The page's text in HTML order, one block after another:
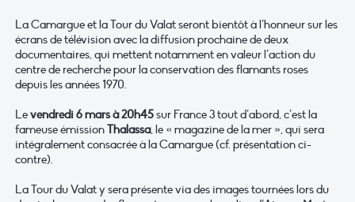
La Camargue et la Tour du Valat seront bientôt à l’honneur sur les
écrans de télévision avec la diffusion prochaine de deux
documentaires, qui mettent notamment en valeur l’action du
centre de recherche pour la conservation des flamants roses
depuis les années 1970.
Levendredi 6 mars à 20h45sur France 3 tout d’abord, c’est la
fameuse émissionThalassa, le « magazine de la mer », qui sera
intégralement consacrée à la Camargue (cf. présentation ci-
contre).
La Tour du Valat y sera présente via des images tournées lors du